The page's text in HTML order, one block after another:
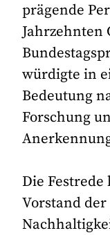
prägende
Jahrzehnten
würdigte in
Bedeutung
Forschung
Die Festrede
Vorstand